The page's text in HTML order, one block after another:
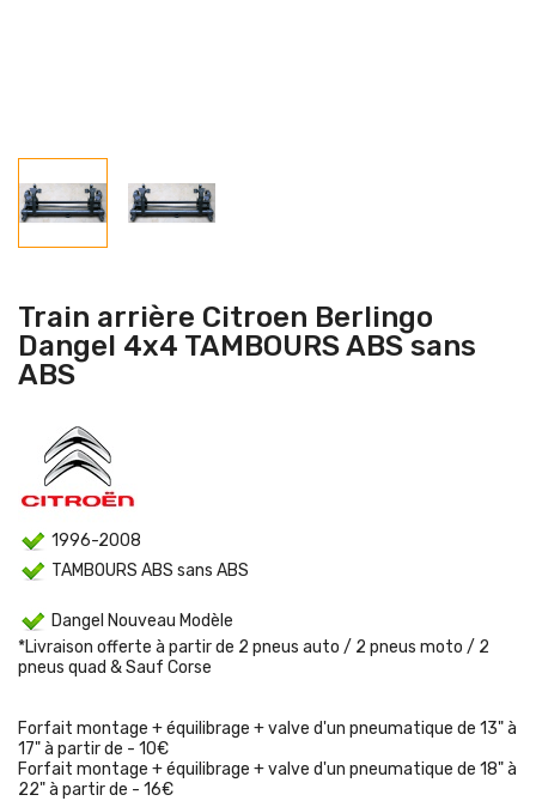
Train arrière Citroen Berlingo
Dangel 4x4 TAMBOURS ABS sans
ABS
1996-2008
TAMBOURS ABS sans ABS
Dangel Nouveau Modèle
*Livraison offerte à partir de 2 pneus auto / 2 pneus moto / 2
pneus quad & Sauf Corse
Forfait montage + équilibrage + valve d'un pneumatique de 13" à
17" à partir de - 10€
Forfait montage + équilibrage + valve d'un pneumatique de 18" à
22" à partir de - 16€